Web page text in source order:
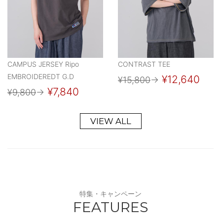
CAMPUS JERSEY Ripo
EMBROIDEREDT G.D
¥9,800→ ¥7,840
CONTRAST TEE
¥15,800→ ¥12,640
VIEW ALL
特集・キャンペーン
FEATURES